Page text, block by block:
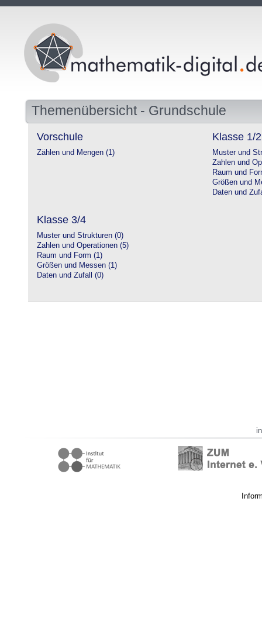
Themenübersicht - Grundschule
Vorschule
Zählen und Mengen (1)
Klasse 1/2
Muster und
Zahlen und
Raum und
Größen und
Daten und
Klasse 3/4
Muster und Strukturen (0)
Zahlen und Operationen (5)
Raum und Form (1)
Größen und Messen (1)
Daten und Zufall (0)